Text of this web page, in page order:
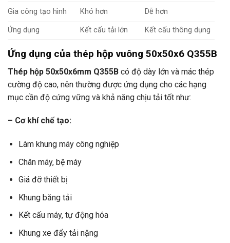
Gia công tạo hình Khó hơn Dễ hơn
Ứng dụng Kết cấu tải lớn Kết cấu thông dụng
Ứng dụng của thép hộp vuông 50x50x6 Q355B
Thép hộp 50x50x6mm Q355B có độ dày lớn và mác thép
cường độ cao, nên thường được ứng dụng cho các hạng
mục cần độ cứng vững và khả năng chịu tải tốt như:
– Cơ khí chế tạo:
Làm khung máy công nghiệp
Chân máy, bệ máy
Giá đỡ thiết bị
Khung băng tải
Kết cấu máy, tự động hóa
Khung xe đẩy tải nặng